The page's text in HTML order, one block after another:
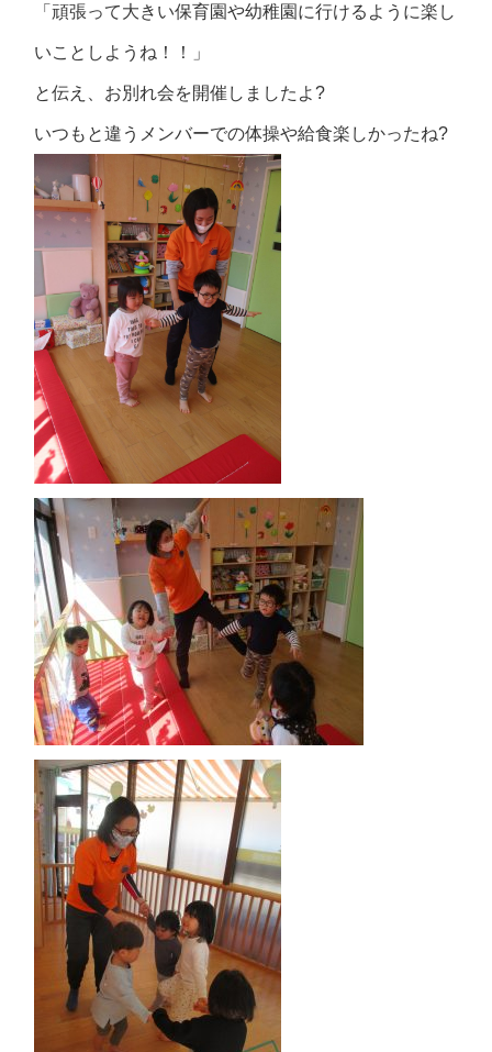
「頑張って大きい保育園や幼稚園に行けるように楽し
いことしようね！！」
と伝え、お別れ会を開催しましたよ?
いつもと違うメンバーでの体操や給食楽しかったね?